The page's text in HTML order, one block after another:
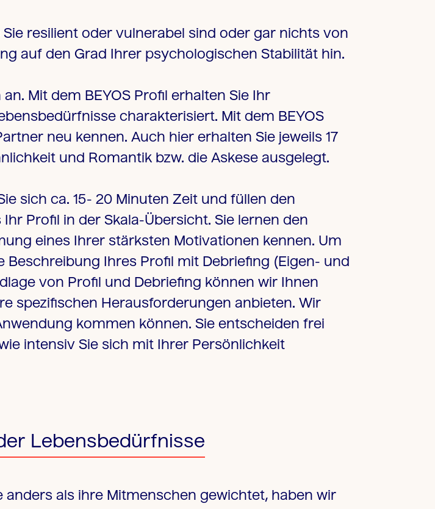
resilient oder vulnerabel sind oder gar nichts von
auf den Grad Ihrer psychologischen Stabilität hin.
Mit dem BEYOS Profil erhalten Sie Ihr
charakterisiert. Mit dem BEYOS
neu kennen. Auch hier erhalten Sie jeweils 17
und Romantik bzw. die Askese ausgelegt.
sich ca. 15- 20 Minuten Zeit und füllen den
Profil in der Skala-Übersicht. Sie lernen den
eines Ihrer stärksten Motivationen kennen. Um
Ihres Profil mit Debriefing (Eigen- und
von Profil und Debriefing können wir Ihnen
spezifischen Herausforderungen anbieten. Wir
kommen können. Sie entscheiden frei
intensiv Sie sich mit Ihrer Persönlichkeit
Lebensbedürfnisse
als ihre Mitmenschen gewichtet, haben wir